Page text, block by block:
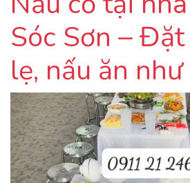
Sóc Sơn –
lẹ, nấu ăn